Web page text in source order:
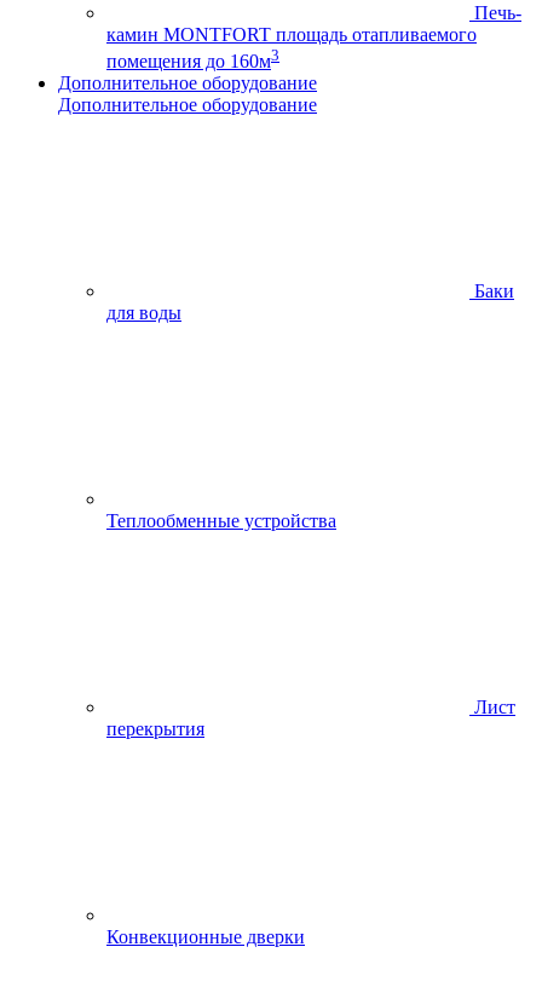
Печь-
камин MONTFORT площадь отапливаемого
помещения до 160м3
Дополнительное оборудование
Дополнительное оборудование
Баки
для воды
Теплообменные устройства
Лист
перекрытия
Конвекционные дверки